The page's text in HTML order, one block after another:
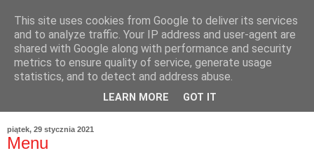
piątek, 29 stycznia 2021
Menu
This site uses cookies from Google to deliver its services
and to analyze traffic. Your IP address and user-agent are
shared with Google along with performance and security
metrics to ensure quality of service, generate usage
statistics, and to detect and address abuse.
LEARN MORE GOT IT